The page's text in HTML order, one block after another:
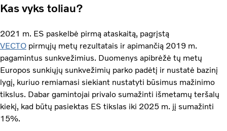
Kas vyks toliau?
2021 m. ES paskelbė pirmą ataskaitą, pagrįstą
VECTO pirmųjų metų rezultatais ir apimančią 2019 m.
pagamintus sunkvežimius. Duomenys apibrėžė tų metų
Europos sunkiųjų sunkvežimių parko padėtį ir nustatė bazinį
lygį, kuriuo remiamasi siekiant nustatyti būsimus mažinimo
tikslus. Dabar gamintojai privalo sumažinti išmetamų teršalų
kiekį, kad būtų pasiektas ES tikslas iki 2025 m. jį sumažinti
15%.